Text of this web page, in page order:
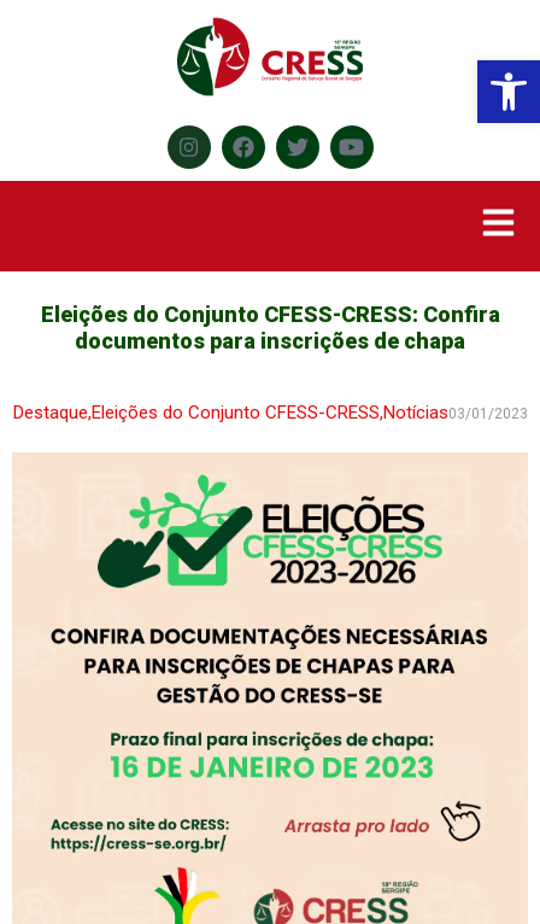
Eleições do Conjunto CFESS-CRESS: Confira
documentos para inscrições de chapa
Destaque,Eleições do Conjunto CFESS-CRESS,Notícias03/01/2023